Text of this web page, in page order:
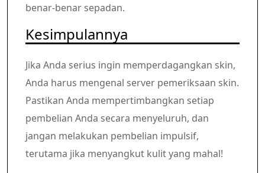
benar-benar sepadan.
Kesimpulannya
Jika Anda serius ingin memperdagangkan skin,
Anda harus mengenal server pemeriksaan skin.
Pastikan Anda mempertimbangkan setiap
pembelian Anda secara menyeluruh, dan
jangan melakukan pembelian impulsif,
terutama jika menyangkut kulit yang mahal!